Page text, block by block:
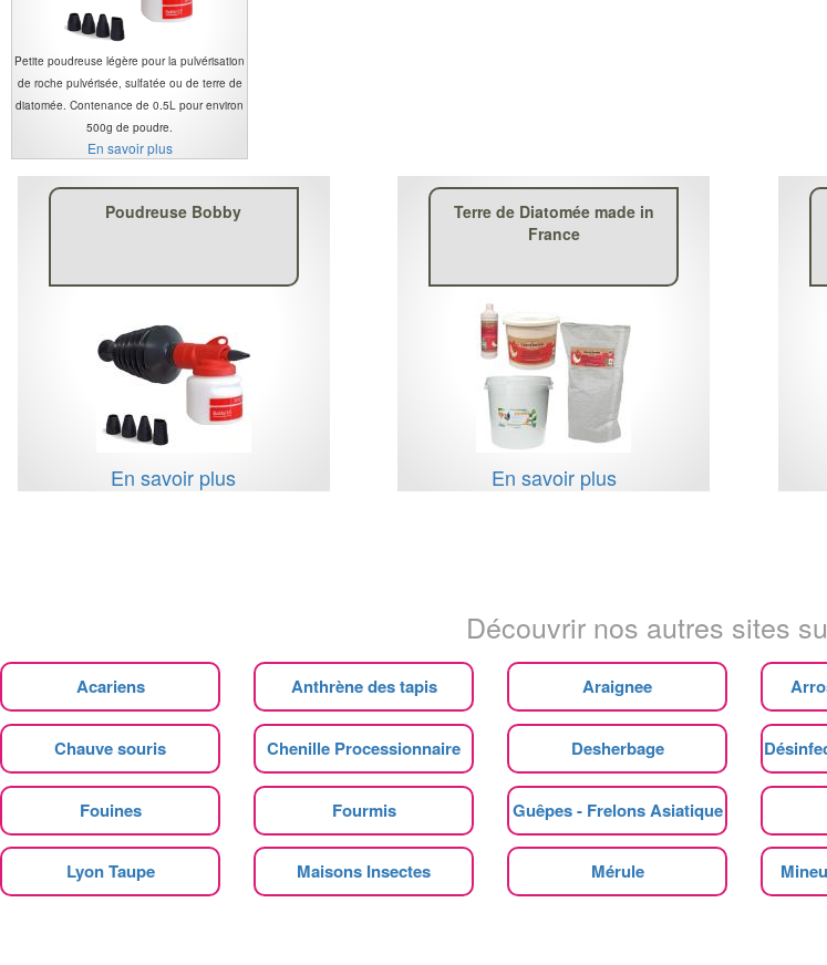
Petite poudreuse légère pour la pulvérisation
de roche pulvérisée, sulfatée ou de terre de
diatomée. Contenance de 0.5L pour environ
500g de poudre.
En savoir plus
Poudreuse Bobby
En savoir plus
Terre de Diatomée made in
France
En savoir plus
Découvrir nos autres sites
Acariens Anthrène des tapis Araignee
Chauve souris Chenille Processionnaire Desherbage
Fouines Fourmis Guêpes - Frelons Asiatique
Lyon Taupe Maisons Insectes Mérule